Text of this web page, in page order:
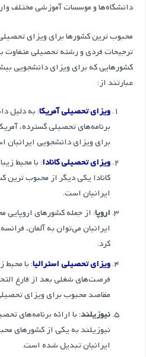
دانشگاه‌ها و موسسات آموزشی مختلف
محبوب ترین کشورها برای ویزای
ترجیحات فردی و رشته تحصیلی متفاوت
کشورهایی که برای ویزای دانشجویی
عبارتند از:
ویزای تحصیلی آمریکا: به دلیل
برنامه‌های تحصیلی گسترده،
برای ویزای دانشجویی ایرانیان
ویزای تحصیلی کانادا: با محیط
کانادا یکی دیگر از محبوب ترین
ایرانیان است.
اروپا: از جمله کشورهای
ایرانیان می‌توان به آلمان،
کرد.
ویزای تحصیلی استرالیا: با محیط
فرصت‌های شغلی بعد از فارغ
مقاصد محبوب برای ویزای
نیوزیلند: با ارائه برنامه‌های
نیوزیلند به یکی از کشورهای
ایرانیان تبدیل شده است.